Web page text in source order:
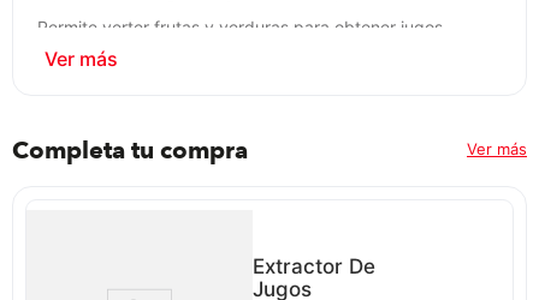
Permite verter frutas y verduras para obtener jugos
frescos de forma rápida y sin complicaciones. El formato
compacto facilita guardarlo cuando no está en uso, y su
cotidiano.
materiales empleados. Un equipo pensado para facilitar la
rutina diaria, manteniendo un rendimiento estable y
confiable en cada extracción.
Completa tu compra Ver más
Extractor De
Jugos